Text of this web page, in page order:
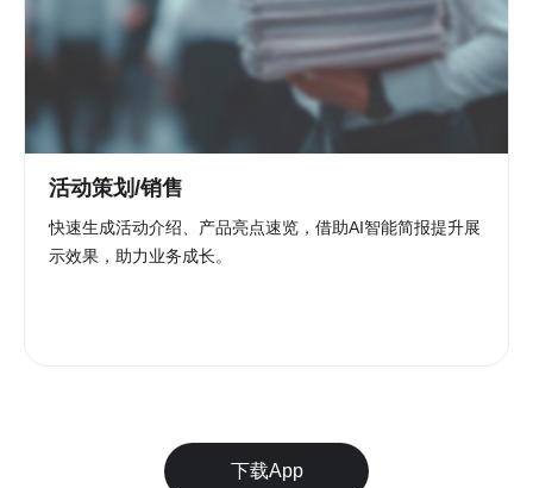
活动策划/销售
快速生成活动介绍、产品亮点速览，借助AI智能简报提升展
示效果，助力业务成长。
下载App